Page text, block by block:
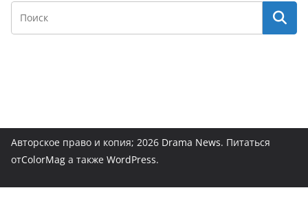
Авторское право и копия; 2026 Drama News. Питаться
отColorMag а также WordPress.